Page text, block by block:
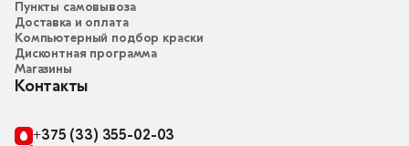
Пункты самовывоза
Доставка и оплата
Компьютерный подбор краски
Дисконтная программа
Магазины
Контакты
+375 (33) 355-02-03